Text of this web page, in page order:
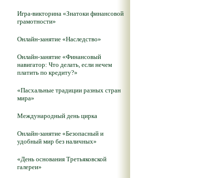
Игра-викторина «Знатоки финансовой
грамотности»
Онлайн-занятие «Наследство»
Онлайн-занятие «Финансовый
навигатор: Что делать, если нечем
платить по кредиту?»
«Пасхальные традиции разных стран
мира»
Международный день цирка
Онлайн-занятие «Безопасный и
удобный мир без наличных»
«День основания Третьяковской
галереи»